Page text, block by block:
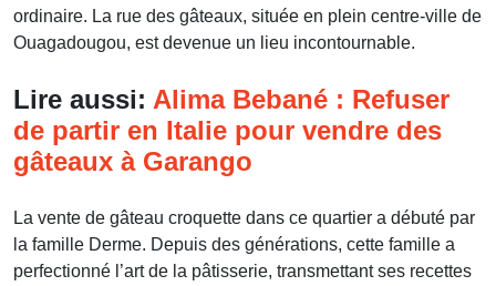
ordinaire. La rue des gâteaux, située en plein centre-ville de
Ouagadougou, est devenue un lieu incontournable.
Lire aussi: Alima Bebané : Refuser
de partir en Italie pour vendre des
gâteaux à Garango
La vente de gâteau croquette dans ce quartier a débuté par
la famille Derme. Depuis des générations, cette famille a
perfectionné l’art de la pâtisserie, transmettant ses recettes